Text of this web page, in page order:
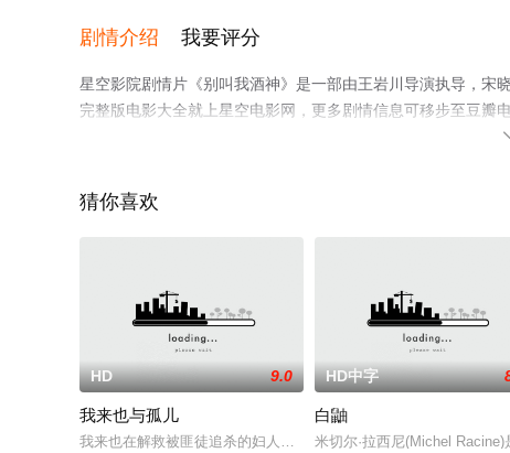
剧情介绍 我要评分
星空影院剧情片《别叫我酒神》是一部由王岩川导演执导，宋
完整版电影大全就上星空电影网，更多剧情信息可移步至豆瓣
猜你喜欢
HD 9.0
我来也与孤儿
我来也在解救被匪徒追杀的妇人后，不料却被其临终托付婴孩给自
HD中字
白鼬
米切尔·拉西尼(Michel